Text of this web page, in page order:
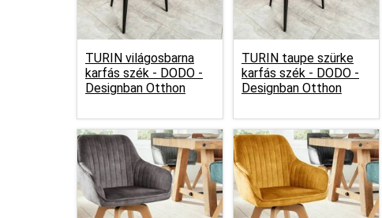
TURIN világosbarna
karfás szék - DODO -
Designban Otthon
TURIN taupe szürke
karfás szék - DODO -
Designban Otthon